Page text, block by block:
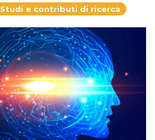
Studi e contributi di ricerca